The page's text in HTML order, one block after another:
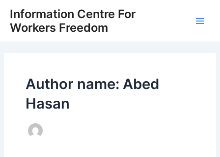
content
Information Centre For
Workers Freedom
Author name: Abed
Hasan